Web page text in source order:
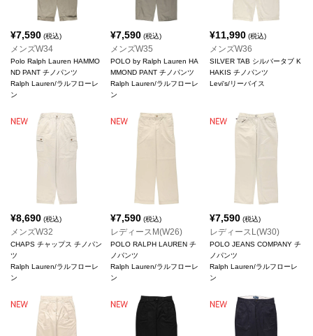
¥7,590 (税込)
メンズW34
Polo Ralph Lauren HAMMO
ND PANT チノパンツ
Ralph Lauren/ラルフローレ
ン
¥7,590(税込)
メンズW35
POLO by Ralph Lauren HA
MMOND PANT チノパンツ
Ralph Lauren/ラルフローレ
ン
¥11,990 (税込)
メンズW36
SILVER TAB シルバータブ K
HAKIS チノパンツ
Levi's/リーバイス
¥8,690 (税込)
メンズW32
CHAPS チャップス チノパン
ツ
Ralph Lauren/ラルフローレ
ン
¥7,590(税込)
レディースM(W26)
POLO RALPH LAUREN チ
ノパンツ
Ralph Lauren/ラルフローレ
ン
¥7,590 (税込)
レディースL(W30)
POLO JEANS COMPANY チ
ノパンツ
Ralph Lauren/ラルフローレ
ン